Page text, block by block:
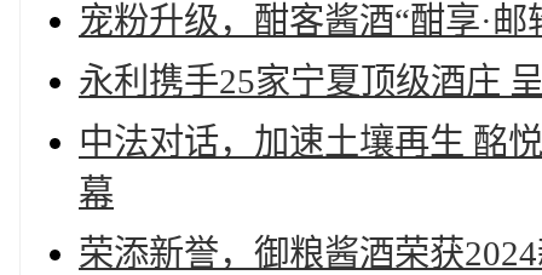
宠粉升级，酣客酱酒“酣享·
永利携手25家宁夏顶级酒庄
中法对话，加速土壤再生 酩
幕
荣添新誉，御粮酱酒荣获